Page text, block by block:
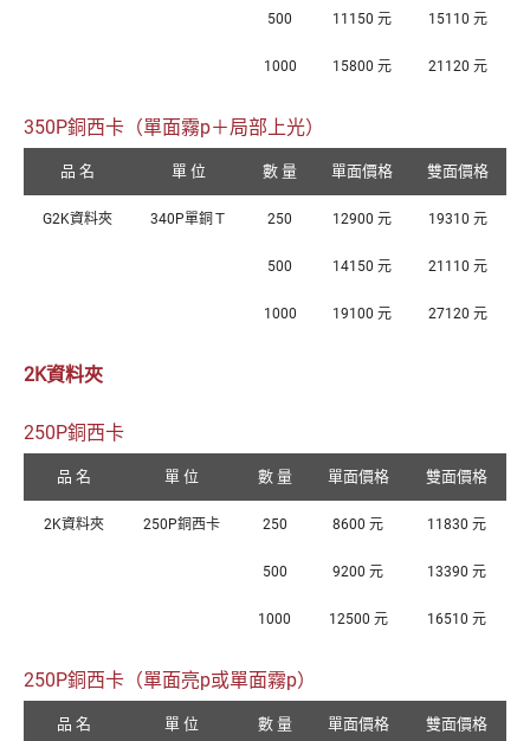
500 11150 元 15110 元
1000 15800 元 21120 元
350P銅西卡（單面霧p＋局部上光）
品 名 單 位 數 量 單面價格 雙面價格
G2K資料夾 340P單銅Ｔ 250 12900 元 19310 元
500 14150 元 21110 元
1000 19100 元 27120 元
2K資料夾
250P銅西卡
品 名 單 位 數 量 單面價格 雙面價格
2K資料夾 250P銅西卡 250 8600 元 11830 元
500 9200 元 13390 元
1000 12500 元 16510 元
250P銅西卡（單面亮p或單面霧p）
品 名 單 位 數 量 單面價格 雙面價格